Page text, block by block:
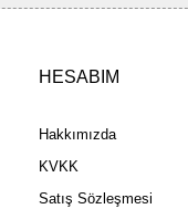
HESABIM
Hakkımızda
KVKK
Satış Sözleşmesi